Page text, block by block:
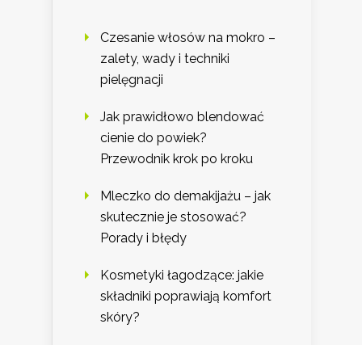
Czesanie włosów na mokro –
zalety, wady i techniki
pielęgnacji
Jak prawidłowo blendować
cienie do powiek?
Przewodnik krok po kroku
Mleczko do demakijażu – jak
skutecznie je stosować?
Porady i błędy
Kosmetyki łagodzące: jakie
składniki poprawiają komfort
skóry?